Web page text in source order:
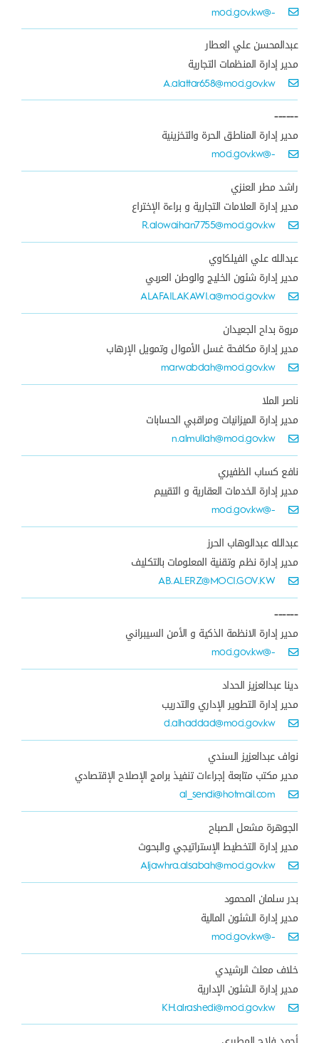
-@moci.gov.kw
عبدالمحسن علي العطار
مدير إدارة المنظمات التجارية
A.alattar658@moci.gov.kw
------
مدير إدارة المناطق الحرة والتخزينية
-@moci.gov.kw
راشد مطر العنزي
مدير إدارة العلامات التجارية و براءة الإختراع
R.alowaihan7755@moci.gov.kw
عبدالله علي الفيلكاوي
مدير إدارة شئون الخليج والوطن العربي
ALAFAILAKAWI.a@moci.gov.kw
مروة بداح الجعيدان
مدير إدارة مكافحة غسل الأموال وتمويل الإرهاب
marwabdah@moci.gov.kw
ناصر الملا
مدير إدارة الميزانيات ومراقبي الحسابات
n.almullah@moci.gov.kw
نافع كساب الظفيري
مدير إدارة الخدمات العقارية و التقييم
-@moci.gov.kw
عبدالله عبدالوهاب الحرز
مدير إدارة نظم وتقنية المعلومات بالتكليف
AB.ALERZ@MOCI.GOV.KW
------
مدير إدارة الانظمة الذكية و الأمن السيبراني
-@moci.gov.kw
دينا عبدالعزيز الحداد
مدير إدارة التطوير الإداري والتدريب
d.alhaddad@moci.gov.kw
نواف عبدالعزيز السندي
مدير مكتب متابعة إجراءات تنفيذ برامج الإصلاح الإقتصادي
al__sendi@hotmail.com
الجوهرة مشعل الصباح
مدير إدارة التخطيط الإستراتيجي والبحوث
Aljawhra.alsabah@moci.gov.kw
بدر سلمان المحمود
مدير إدارة الشئون المالية
-@moci.gov.kw
خلاف معلث الرشيدي
مدير إدارة الشئون الإدارية
KH.alrashedi@moci.gov.kw